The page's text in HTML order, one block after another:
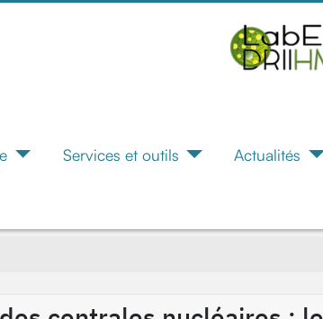
Services et outils Actualités